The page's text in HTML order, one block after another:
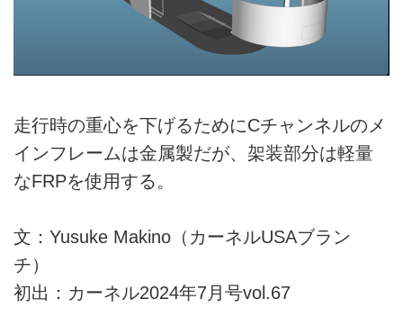
走行時の重心を下げるためにCチャンネルのメ
インフレームは金属製だが、架装部分は軽量
なFRPを使用する。
文：Yusuke Makino（カーネルUSAブラン
チ）
初出：カーネル2024年7月号vol.67